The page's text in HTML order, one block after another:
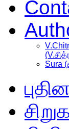
Sura